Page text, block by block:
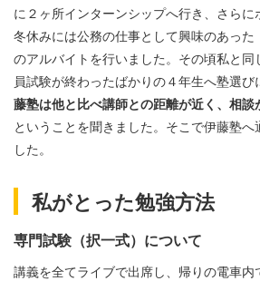
に２ヶ所インターンシップへ行き、さらに
冬休みには公務の仕事として興味のあった
のアルバイトを行いました。その頃私と同
員試験が終わったばかりの４年生へ塾選び
藤塾は他と比べ講師との距離が近く、相談
ということを聞きました。そこで伊藤塾へ
した。
私がとった勉強方法
専門試験（択一式）について
講義を全てライブで出席し、帰りの電車内